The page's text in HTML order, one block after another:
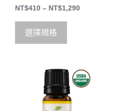
0
o
t
5
NT$410 – NT$1,290
選擇規格